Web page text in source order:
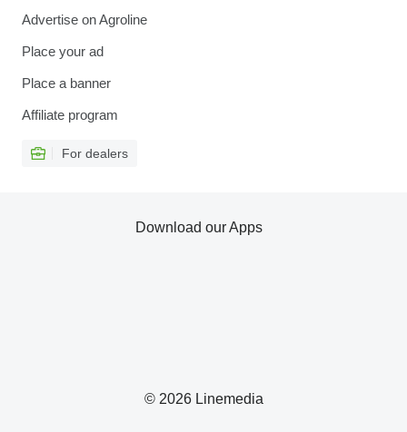
Advertise on Agroline
Place your ad
Place a banner
Affiliate program
For dealers
© 2026 Linemedia
Download our Apps